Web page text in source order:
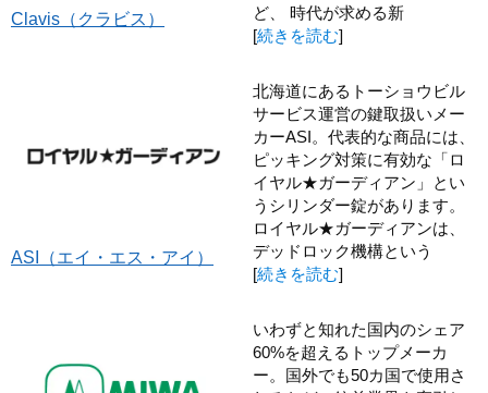
Clavis（クラビス）
ど、 時代が求める新
[続きを読む]
ASI（エイ・エス・アイ）
北海道にあるトーショウビル
サービス運営の鍵取扱いメー
カーASI。代表的な商品には、
ピッキング対策に有効な「ロ
イヤル★ガーディアン」とい
うシリンダー錠があります。
ロイヤル★ガーディアンは、
デッドロック機構という
[続きを読む]
いわずと知れた国内のシェア
60%を超えるトップメーカ
ー。国外でも50カ国で使用さ